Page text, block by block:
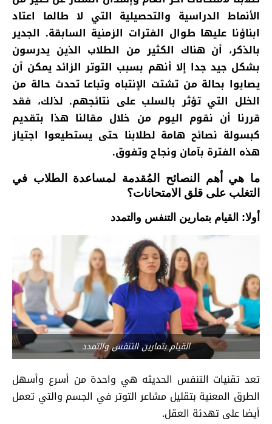
الأنماط الدراسية والتحصيلية التي لا طالما اعتاد
ابناؤنا عليها طوال الفترات الزمنية السابقة. الجدير
بالذكر، أن هناك الكثير من الطلاب الذين يدرسون
بشكل جيد جدا إلا أنهم بسبب التوتر الزائد يمكن أن
يصابوا بحالة من تشتت الإنتباه وتباعا تحدث حالة من
الخلل التي تؤثر بالسلب على نتائجهم. لذلك، فقد
قررنا أن نقوم اليوم من خلال مقالنا هذا بتقديم
كبسولة نصائح هامة لطلابنا حتى يستطيعوا اجتياز
هذه الفترة بآمان ونجاح وتفوق.
ما هي أهم النصائح المُقدمة لمساعدة الطلاب في
التغلب على قلق الامتحانات؟
أولا: القيام بتمارين التنفس والتمدد
القيام بتمارين التنفس والتمدد
تعد تقنيات التنفس الحديثه هي واحدة من أسرع وأسهل
الطرق المعنية بتقليل مشاعر التوتر في الجسم والتي تعمل
أيضا على تهدئة العقل.